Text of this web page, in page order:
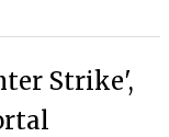
Strike',